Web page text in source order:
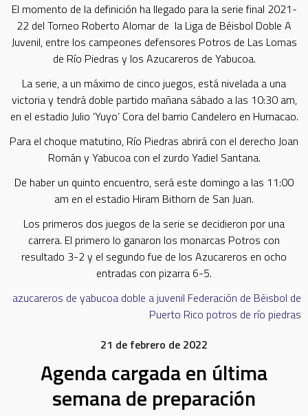
El momento de la definición ha llegado para la serie final 2021-
22 del Torneo Roberto Alomar de la Liga de Béisbol Doble A
Juvenil, entre los campeones defensores Potros de Las Lomas
de Río Piedras y los Azucareros de Yabucoa.
La serie, a un máximo de cinco juegos, está nivelada a una
victoria y tendrá doble partido mañana sábado a las 10:30 am,
en el estadio Julio ‘Yuyo’ Cora del barrio Candelero en Humacao.
Para el choque matutino, Río Piedras abrirá con el derecho Joan
Román y Yabucoa con el zurdo Yadiel Santana.
De haber un quinto encuentro, será este domingo a las 11:00
am en el estadio Hiram Bithorn de San Juan.
Los primeros dos juegos de la serie se decidieron por una
carrera. El primero lo ganaron los monarcas Potros con
resultado 3-2 y el segundo fue de los Azucareros en ocho
entradas con pizarra 6-5.
azucareros de yabucoa doble a juvenil Federación de Béisbol de
Puerto Rico potros de río piedras
21 de febrero de 2022
Agenda cargada en última
semana de preparación